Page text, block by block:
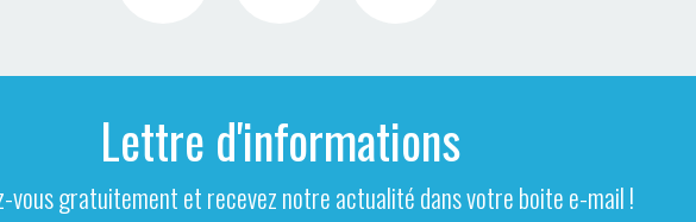
Lettre d'informations
vous gratuitement et recevez notre actualité dans votre boite e-mail !